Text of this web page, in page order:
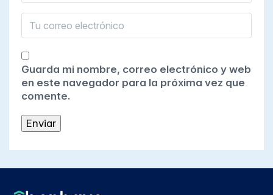
Guarda mi nombre, correo electrónico y web
en este navegador para la próxima vez que
comente.